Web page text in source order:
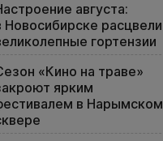
августа:
Новосибирске расцвели
гортензии
«Кино на траве»
ярким
в Нарымском